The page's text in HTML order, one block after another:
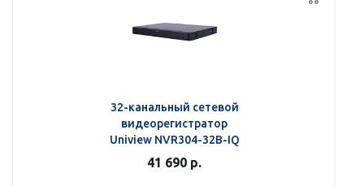
32-канальный сетевой
видеорегистратор
Uniview NVR304-32B-IQ
41 690 р.